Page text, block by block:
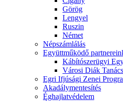
Görög
Lengyel
Ruszin
Német
Népszámlálás
Együttműködő
Kábítószerügyi
Városi Diák Tanács
Egri Ifjúsági Zenei
Akadálymentesítés
Éghajlatvédelem